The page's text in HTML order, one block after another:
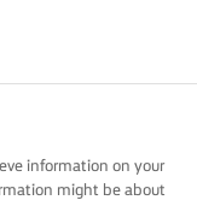
information on your
might be about